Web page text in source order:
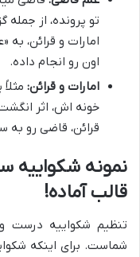
تو پرونده، از جمله
امارات و قرائن، به
اون رو انجام داده.
امارات و قرائن:
خونه اش، اثر
قرائن، قاضی رو
نمونه
قالب آماده!
تنظیم شکواییه درست و
شماست. برای اینکه